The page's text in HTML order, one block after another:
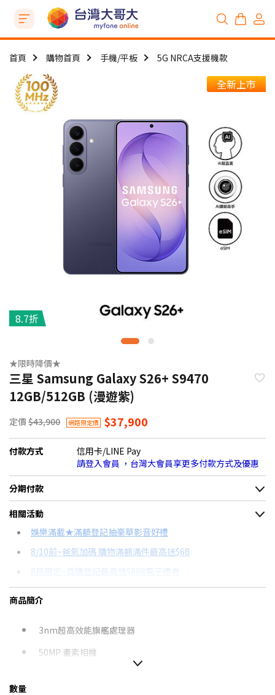
首頁 購物首頁 手機/平板 5G NRCA支援機款
全新上市
8.7折
★限時降價★
三星 Samsung Galaxy S26+ S9470
12GB/512GB (漫遊紫)
定價 $43,900 網路限定價 $37,900
付款方式
信用卡/LINE Pay
請登入會員 ，台灣大會員享更多付款方式及優惠
分期付款
＊實際可分期數、適用利率，請以購物車顯示為主
信用卡分期
分期數
12期
24期
每期金額 配合銀行/業者
相關活動
娛樂滿載★滿額登記抽豪華影音好禮
8/10前~爸氣加碼 購物滿額滿件最高送$68
8月限定~首購登記最高領$888電子禮券
台灣大哥大Open Possible聯名卡滿額最高回饋25%
★舊機回收★限量加碼10%回饋
更多信用卡分期0利率滿額享回饋
三星Galaxy S25 Ultra開箱→點我看達人教你買
商品簡介
3nm超高效能旗艦處理器
50MP 畫素相機
數量